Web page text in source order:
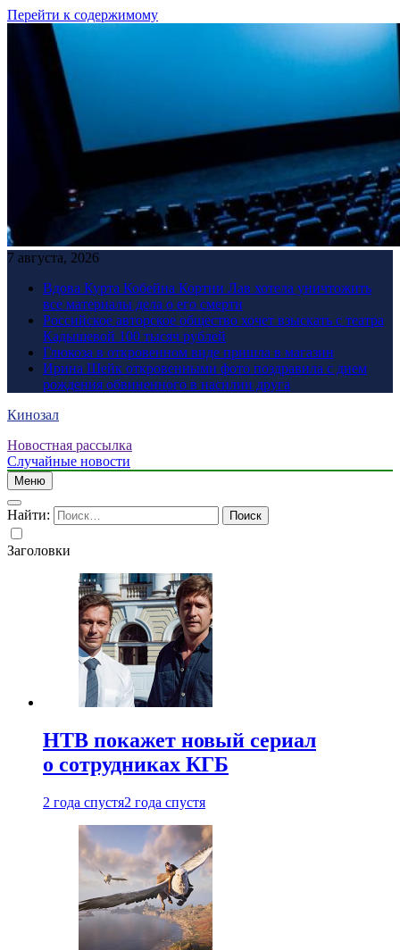
Перейти к содержимому
7 августа, 2026
Вдова Курта Кобейна Кортни Лав хотела уничтожить
все материалы дела о его смерти
Российское авторское общество хочет взыскать с театра
Кадышевой 100 тысяч рублей
Глюкоза в откровенном виде пришла в магазин
Ирина Шейк откровенными фото поздравила с днем
рождения обвиненного в насилии друга
Кинозал
Новостная рассылка
Случайные новости
Меню
Найти:
Заголовки
НТВ покажет новый сериал
о сотрудниках КГБ
2 года спустя2 года спустя